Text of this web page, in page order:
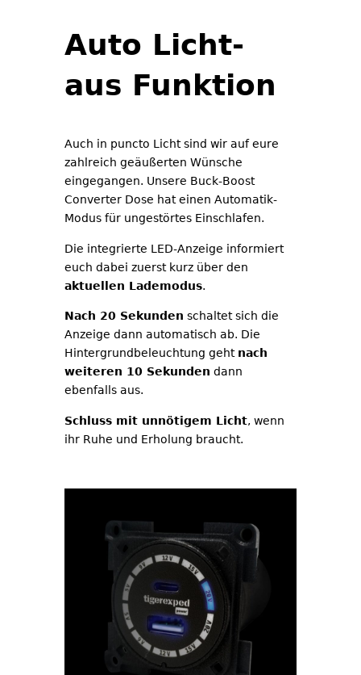
Auto Licht-
aus Funktion
Auch in puncto Licht sind wir auf eure
zahlreich geäußerten Wünsche
eingegangen. Unsere Buck-Boost
Converter Dose hat einen Automatik-
Modus für ungestörtes Einschlafen.
Die integrierte LED-Anzeige informiert
euch dabei zuerst kurz über den
aktuellen Lademodus.
Nach 20 Sekunden schaltet sich die
Anzeige dann automatisch ab. Die
Hintergrundbeleuchtung geht nach
weiteren 10 Sekunden dann
ebenfalls aus.
Schluss mit unnötigem Licht, wenn
ihr Ruhe und Erholung braucht.